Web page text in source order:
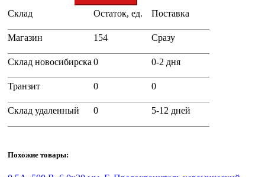
+
Склад Остаток, ед. Поставка
Магазин 154 Сразу
Склад новосибирска 0 0-2 дня
Транзит 0 0
Склад удаленный 0 5-12 дней
Похожие товары: